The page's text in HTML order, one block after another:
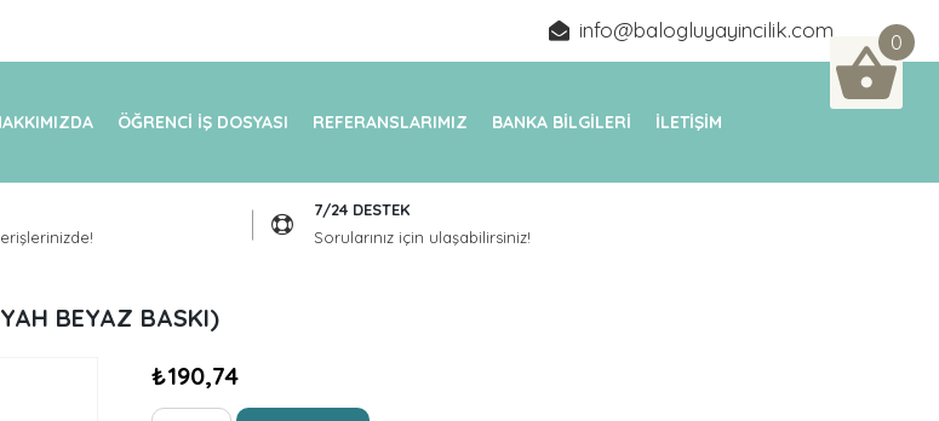
info@balogluyayincilik.com
ÖĞRENCİ İŞ DOSYASI REFERANSLARIMIZ BANKA BİLGİLERİ İLETİŞİM
7/24 DESTEK
Sorularınız için ulaşabilirsiniz!
BEYAZ BASKI)
₺190,74
0